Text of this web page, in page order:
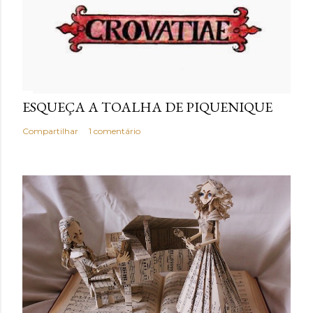
ESQUEÇA A TOALHA DE PIQUENIQUE
Compartilhar 1 comentário